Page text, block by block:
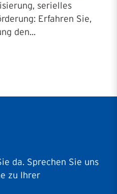
serielles
Erfahren Sie,
den...
da. Sprechen Sie uns
zu Ihrer